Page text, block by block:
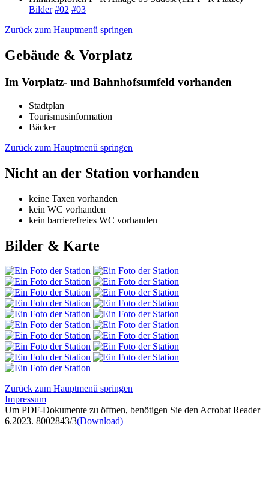
Bilder #02 #03
Zurück zum Hauptmenü springen
Gebäude & Vorplatz
Im Vorplatz- und Bahnhofsumfeld vorhanden
Stadtplan
Tourismusinformation
Bäcker
Zurück zum Hauptmenü springen
Nicht an der Station vorhanden
keine Taxen vorhanden
kein WC vorhanden
kein barrierefreies WC vorhanden
Bilder & Karte
Zurück zum Hauptmenü springen
Impressum
Um PDF-Dokumente zu öffnen, benötigen Sie den Acrobat Reader
6.2023. 8002843/3(Download)